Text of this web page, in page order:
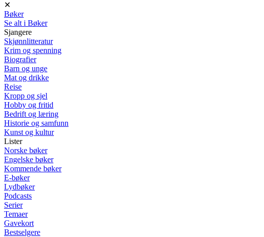
✕
Bøker
Se alt i Bøker
Sjangere
Skjønnlitteratur
Krim og spenning
Biografier
Barn og unge
Mat og drikke
Reise
Kropp og sjel
Hobby og fritid
Bedrift og læring
Historie og samfunn
Kunst og kultur
Lister
Norske bøker
Engelske bøker
Kommende bøker
E-bøker
Lydbøker
Podcasts
Serier
Temaer
Gavekort
Bestselgere